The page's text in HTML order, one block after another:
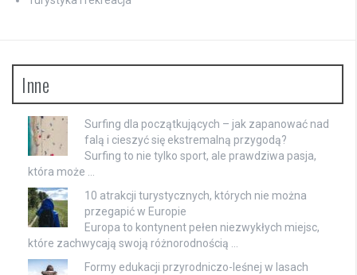
Inne
Surfing dla początkujących – jak zapanować nad
falą i cieszyć się ekstremalną przygodą?
Surfing to nie tylko sport, ale prawdziwa pasja,
która może …
10 atrakcji turystycznych, których nie można
przegapić w Europie
Europa to kontynent pełen niezwykłych miejsc,
które zachwycają swoją różnorodnością …
Formy edukacji przyrodniczo-leśnej w lasach